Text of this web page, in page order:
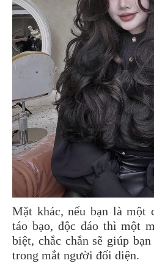
Mặt khác, nếu bạn là một
táo bạo, độc đáo thì một
biệt, chắc chắn sẽ giúp
trong mắt người đối diện.